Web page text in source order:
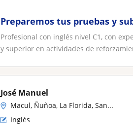
Preparemos tus pruebas y
Profesional con inglés nivel C1, con
y superior en actividades de
José Manuel
Macul, Ñuñoa, La Florida, San...
Inglés